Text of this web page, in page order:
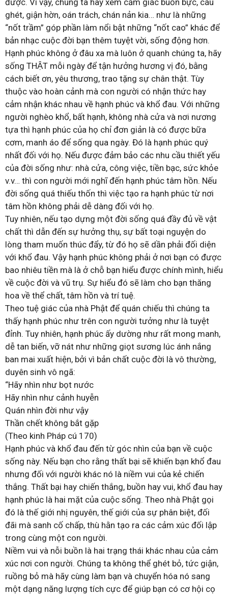
được. Vì vậy, chúng ta hãy xem cảm giác buồn bực, cáu
ghét, giận hờn, oán trách, chán nản kia… như là những
“nốt trầm” góp phần làm nổi bật những “nốt cao” khác để
bản nhạc cuộc đời bạn thêm tuyệt vời, sống động hơn.
Hạnh phúc không ở đâu xa mà luôn ở quanh chúng ta, hãy
sống THẬT mỗi ngày để tận hưởng hương vị đó, bằng
cách biết ơn, yêu thương, trao tặng sự chân thật. Tùy
thuộc vào hoàn cảnh mà con người có nhận thức hay
cảm nhận khác nhau về hạnh phúc và khổ đau. Với những
người nghèo khổ, bất hạnh, không nhà cửa và nơi nương
tựa thì hạnh phúc của họ chỉ đơn giản là có được bữa
cơm, manh áo để sống qua ngày. Đó là hạnh phúc quý
nhất đối với họ. Nếu được đảm bảo các nhu cầu thiết yếu
của đời sống như: nhà cửa, công việc, tiền bạc, sức khỏe
v.v… thì con người mới nghĩ đến hạnh phúc tâm hồn. Nếu
đời sống quá thiếu thốn thì việc tạo ra hạnh phúc từ nơi
tâm hồn không phải dễ dàng đối với họ.
Tuy nhiên, nếu tạo dựng một đời sống quá đầy đủ về vật
chất thì dẫn đến sự hưởng thụ, sự bất toại nguyện do
lòng tham muốn thúc đẩy, từ đó họ sẽ dần phải đối diện
với khổ đau. Vậy hạnh phúc không phải ở nơi bạn có được
bao nhiêu tiền mà là ở chỗ bạn hiểu được chính mình, hiểu
về cuộc đời và vũ trụ. Sự hiểu đó sẽ làm cho bạn thăng
hoa về thể chất, tâm hồn và trí tuệ.
Theo tuệ giác của nhà Phật để quán chiếu thì chúng ta
thấy hạnh phúc như trên con người tưởng như là tuyệt
đỉnh. Tuy nhiên, hạnh phúc ấy dường như rất mong manh,
dễ tan biến, vỡ nát như những giọt sương lúc ánh nắng
ban mai xuất hiện, bởi vì bản chất cuộc đời là vô thường,
duyên sinh vô ngã:
“Hãy nhìn như bọt nước
Hãy nhìn như cảnh huyễn
Quán nhìn đời như vậy
Thần chết không bắt gặp
(Theo kinh Pháp cú 170)
Hạnh phúc và khổ đau đến từ góc nhìn của bạn về cuộc
sống này. Nếu bạn cho rằng thất bại sẽ khiến bạn khổ đau
nhưng đối với người khác nó là niềm vui của kẻ chiến
thắng. Thất bại hay chiến thắng, buồn hay vui, khổ đau hay
hạnh phúc là hai mặt của cuộc sống. Theo nhà Phật gọi
đó là thế giới nhị nguyên, thế giới của sự phân biệt, đối
đãi mà sanh cố chấp, thù hằn tạo ra các cảm xúc đối lập
trong cùng một con người.
Niềm vui và nỗi buồn là hai trạng thái khác nhau của cảm
xúc nơi con người. Chúng ta không thể ghét bỏ, tức giận,
ruồng bỏ mà hãy cùng làm bạn và chuyển hóa nó sang
một dạng năng lượng tích cực để giúp bạn có cơ hội cọ